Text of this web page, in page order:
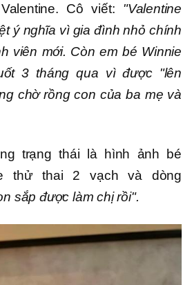
Cô viết: "Valentine
ý nghĩa vì gia đình nhỏ chính
viên mới. Còn em bé Winnie
3 tháng qua vì được "lên
chờ rồng con của ba mẹ và
trạng thái là hình ảnh bé
thử thai 2 vạch và dòng
sắp được làm chị rồi".